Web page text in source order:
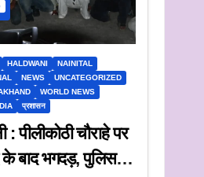
HALDWANI
NAINITAL
NEWS
UNCATEGORIZED
WORLD NEWS
प्रशासन
: पीलीकोठी चौराहे पर
के बाद भगदड़, पुलिस ने